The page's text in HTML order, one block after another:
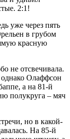
2:1!
уже через пять
в грубом
красную
не отсвечивала.
однако Олаффсон
а на 81-й
полукруга – мяч
но в какой-
На 85-й